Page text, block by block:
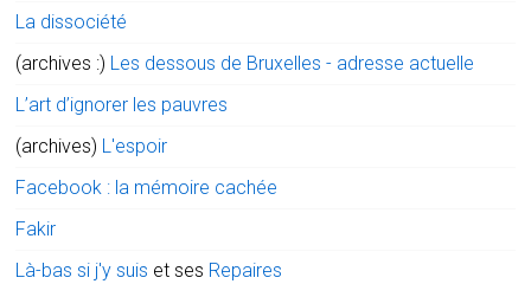
La dissociété
(archives :) Les dessous de Bruxelles - adresse actuelle
L’art d’ignorer les pauvres
(archives) L'espoir
Facebook : la mémoire cachée
Fakir
Là-bas si j'y suis et ses Repaires